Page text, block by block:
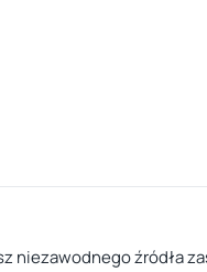
niezawodnego źródła